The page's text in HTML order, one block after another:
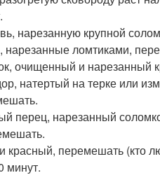
нарезанную крупной
нарезанные ломтиками,
очищенный и нарезанный
натертый на терке или
перец, нарезанный
красный, перемешать (кто
минут.